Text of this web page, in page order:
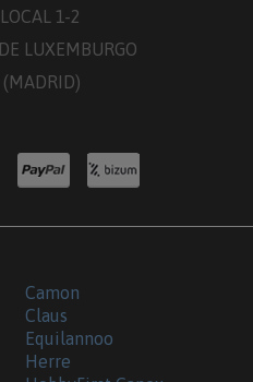
1-2
LUXEMBURGO
Camon
Claus
Equilannoo
Herre